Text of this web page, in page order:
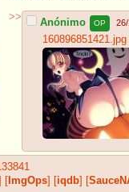
>> Anónimo OP
160896851421.jpg
[ ImgOps] [iqdb] [